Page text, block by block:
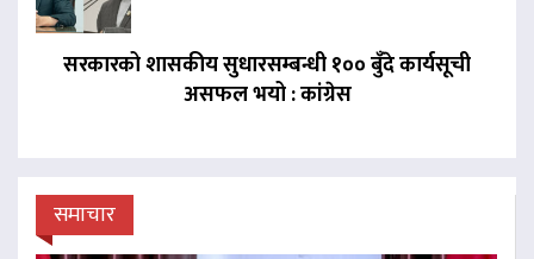
सरकारको शासकीय सुधारसम्बन्धी १०० बुँदे कार्यसूची
असफल भयो : कांग्रेस
समाचार